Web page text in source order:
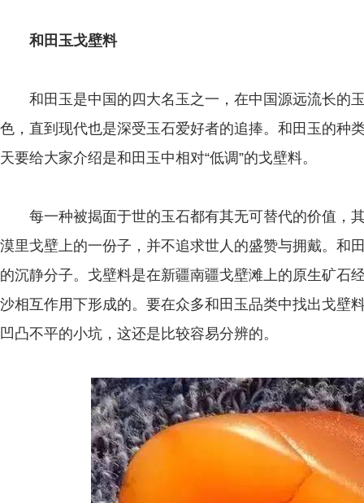
和田玉戈壁料
和田玉是中国的四大名玉之一，在中国源远流长的
色，直到现代也是深受玉石爱好者的追捧。和田玉的种
天要给大家介绍是和田玉中相对“低调”的戈壁料。
每一种被揭面于世的玉石都有其无可替代的价值，
漠里戈壁上的一份子，并不追求世人的盛赞与拥戴。和
的沉静分子。戈壁料是在新疆南疆戈壁滩上的原生矿石
沙相互作用下形成的。要在众多和田玉品类中找出戈壁
凹凸不平的小坑，这还是比较容易分辨的。